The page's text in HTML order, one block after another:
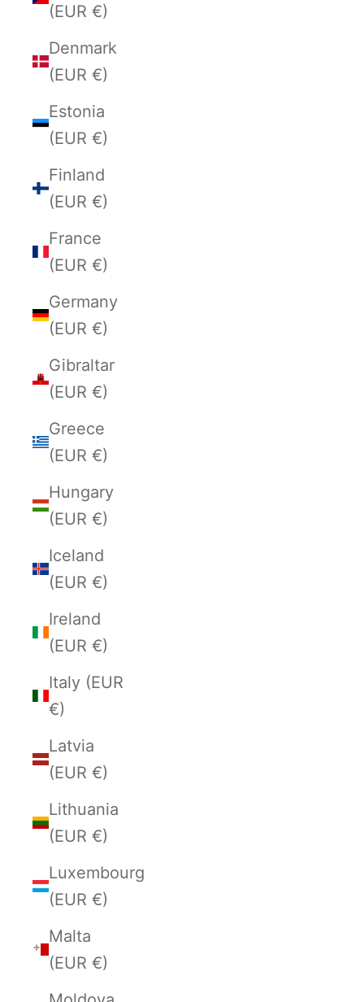
(EUR €)
Denmark
(EUR €)
Estonia
(EUR €)
Finland
(EUR €)
France
(EUR €)
Germany
(EUR €)
Gibraltar
(EUR €)
Greece
(EUR €)
Hungary
(EUR €)
Iceland
(EUR €)
Ireland
(EUR €)
Italy (EUR
€)
Latvia
(EUR €)
Lithuania
(EUR €)
Luxembourg
(EUR €)
Malta
(EUR €)